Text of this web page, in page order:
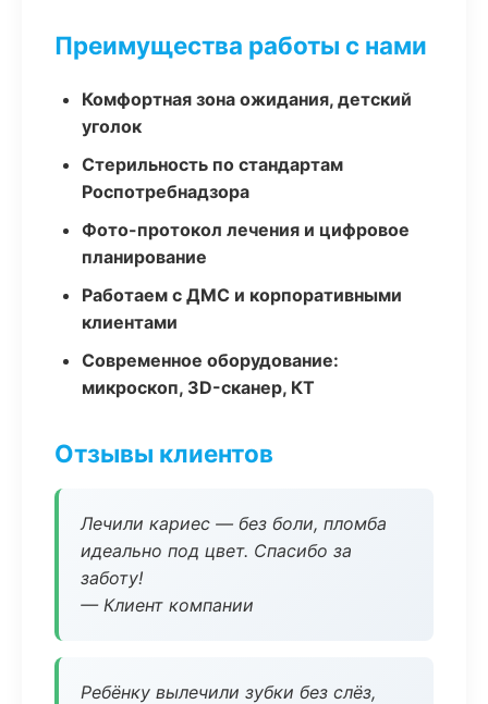
Преимущества работы с нами
Комфортная зона ожидания, детский
уголок
Стерильность по стандартам
Роспотребнадзора
Фото-протокол лечения и цифровое
планирование
Работаем с ДМС и корпоративными
клиентами
Современное оборудование:
микроскоп, 3D-сканер, КТ
Отзывы клиентов
Лечили кариес — без боли, пломба
идеально под цвет. Спасибо за
заботу!
— Клиент компании
Ребёнку вылечили зубки без слёз,